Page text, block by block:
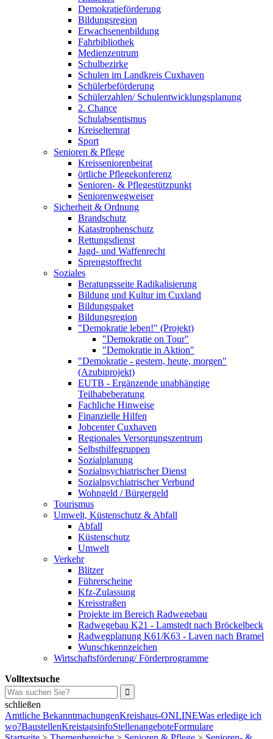
Demokratieförderung
Bildungsregion
Erwachsenenbildung
Fahrbibliothek
Medienzentrum
Schulbezirke
Schulen im Landkreis Cuxhaven
Schülerbeförderung
Schülerzahlen/ Schulentwicklungsplanung
2. Chance
Schulabsentismus
Kreiselternrat
Sport
Senioren & Pflege
Kreisseniorenbeirat
örtliche Pflegekonferenz
Senioren- & Pflegestützpunkt
Seniorenwegweiser
Sicherheit & Ordnung
Brandschutz
Katastrophenschutz
Rettungsdienst
Jagd- und Waffenrecht
Sprengstoffrecht
Soziales
Beratungsseite Radikalisierung
Bildung und Kultur im Cuxland
Bildungspaket
Bildungsregion
"Demokratie leben!" (Projekt)
"Demokratie on Tour"
"Demokratie in Aktion"
"Demokratie - gestern, heute, morgen"
(Azubiprojekt)
EUTB - Ergänzende unabhängige
Teilhabeberatung
Fachliche Hinweise
Finanzielle Hilfen
Jobcenter Cuxhaven
Regionales Versorgungszentrum
Selbsthilfegruppen
Sozialplanung
Sozialpsychiatrischer Dienst
Sozialpsychiatrischer Verbund
Wohngeld / Bürgergeld
Tourismus
Umwelt, Küstenschutz & Abfall
Abfall
Küstenschutz
Umwelt
Verkehr
Blitzer
Führerscheine
Kfz-Zulassung
Kreisstraßen
Projekte im Bereich Radwegebau
Radwegebau K21 - Lamstedt nach Bröckelbeck
Radwegplanung K61/K63 - Laven nach Bramel
Wunschkennzeichen
Wirtschaftsförderung/ Förderprogramme
Volltextsuche
schließen
Amtliche BekanntmachungenKreishaus-ONLINEWas erledige ich
wo?BaustellenKreistagsinfoStellenangeboteFormulare